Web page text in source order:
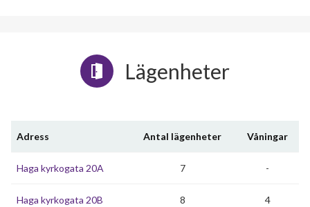
Lägenheter
Adress Antal lägenheter Våningar
Haga kyrkogata 20A 7 -
Haga kyrkogata 20B 8 4